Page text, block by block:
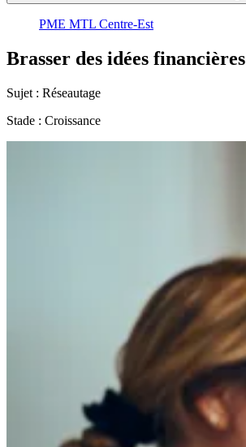
PME MTL Centre-Est
Brasser des idées financières
Sujet : Réseautage
Stade : Croissance